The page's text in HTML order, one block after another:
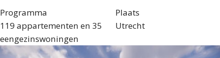
Programma
119 appartementen en 35
eengezinswoningen
Plaats
Utrecht